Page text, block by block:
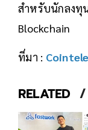
สำหรับนักลงทุ
Blockchain
ที่มา :
RELATED